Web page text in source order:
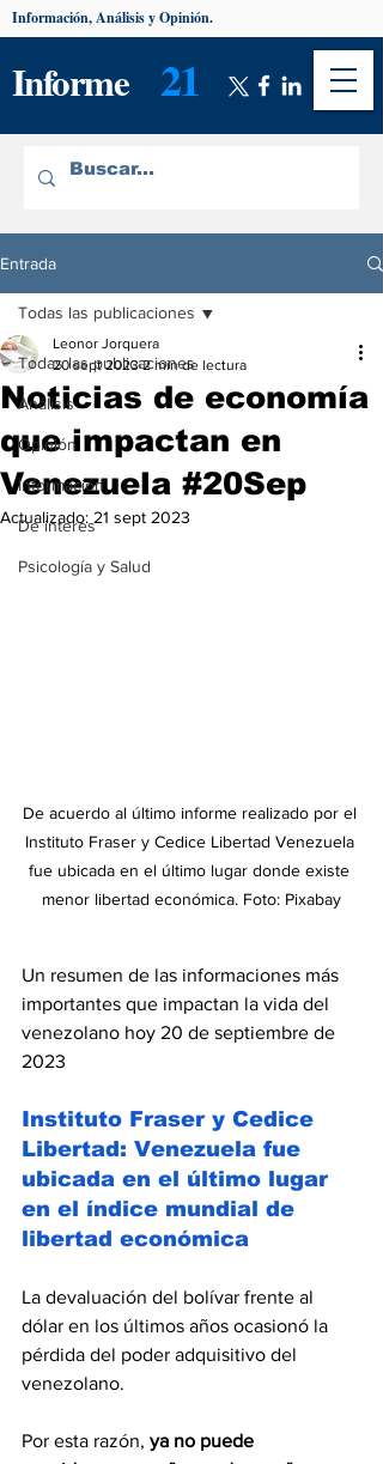
Informe 21
Información, Análisis y Opinión.
Entrada
Todas las publicaciones
Análisis
Opinión
Información
De interés
Psicología y Salud
Todas las publicaciones
Noticias de economía
que impactan en
Venezuela #20Sep
Leonor Jorquera
20 sept 2023 2 min de lectura
Actualizado: 21 sept 2023
De acuerdo al último informe realizado por el
Instituto Fraser y Cedice Libertad Venezuela
fue ubicada en el último lugar donde existe
menor libertad económica. Foto: Pixabay
Un resumen de las informaciones más
importantes que impactan la vida del
venezolano hoy 20 de septiembre de
2023
Instituto Fraser y Cedice
Libertad: Venezuela fue
ubicada en el último lugar
en el índice mundial de
libertad económica
La devaluación del bolívar frente al
dólar en los últimos años ocasionó la
pérdida del poder adquisitivo del
venezolano.
Por esta razón, ya no puede